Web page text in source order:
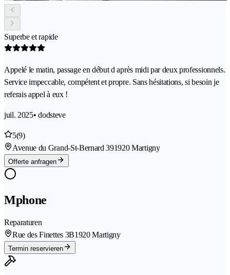
Superbe et rapide
Appelé le matin, passage en début d après midi par deux professionnels.
Service impeccable, compétent et propre. Sans hésitations, si besoin je
referais appel à eux !
juil. 2025• dodsteve
5(9)
Avenue du Grand-St-Bernard 391920 Martigny
Offerte anfragen
Mphone
Reparaturen
Rue des Finettes 3B1920 Martigny
Termin reservieren